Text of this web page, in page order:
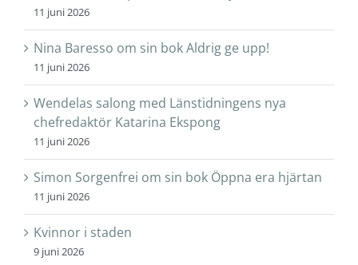
11 juni 2026
Nina Baresso om sin bok Aldrig ge upp!
11 juni 2026
Wendelas salong med Länstidningens nya
chefredaktör Katarina Ekspong
11 juni 2026
Simon Sorgenfrei om sin bok Öppna era hjärtan
11 juni 2026
Kvinnor i staden
9 juni 2026